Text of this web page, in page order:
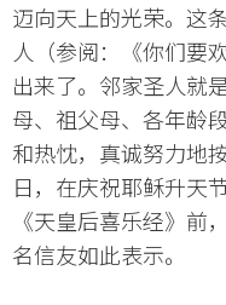
迈向天上的光荣。
人（参阅：《你们要
出来了。邻家圣人就
母、祖父母、各年龄
和热忱，真诚努力地
日，在庆祝耶稣升天
《天皇后喜乐经》前
名信友如此表示。